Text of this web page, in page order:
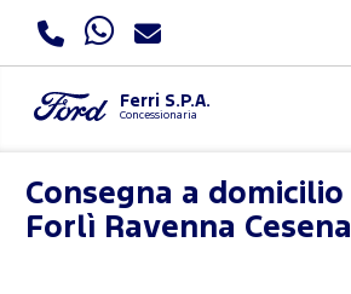
Ferri S.P.A.
Concessionaria
Consegna a domicilio
Forlì Ravenna Cesena